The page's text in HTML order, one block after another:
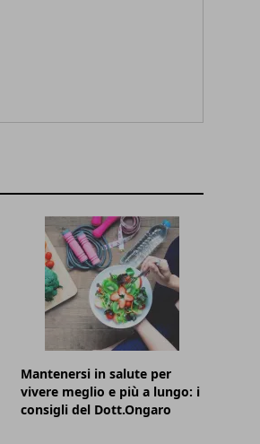
Mantenersi in salute per
vivere meglio e più a lungo: i
consigli del Dott.Ongaro